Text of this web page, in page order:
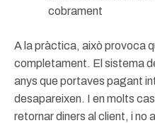
cobrament
A la pràctica, això provoca
completament. El sistema
anys que portaves pagant
desapareixen. I en molts
retornar diners al client, i no a